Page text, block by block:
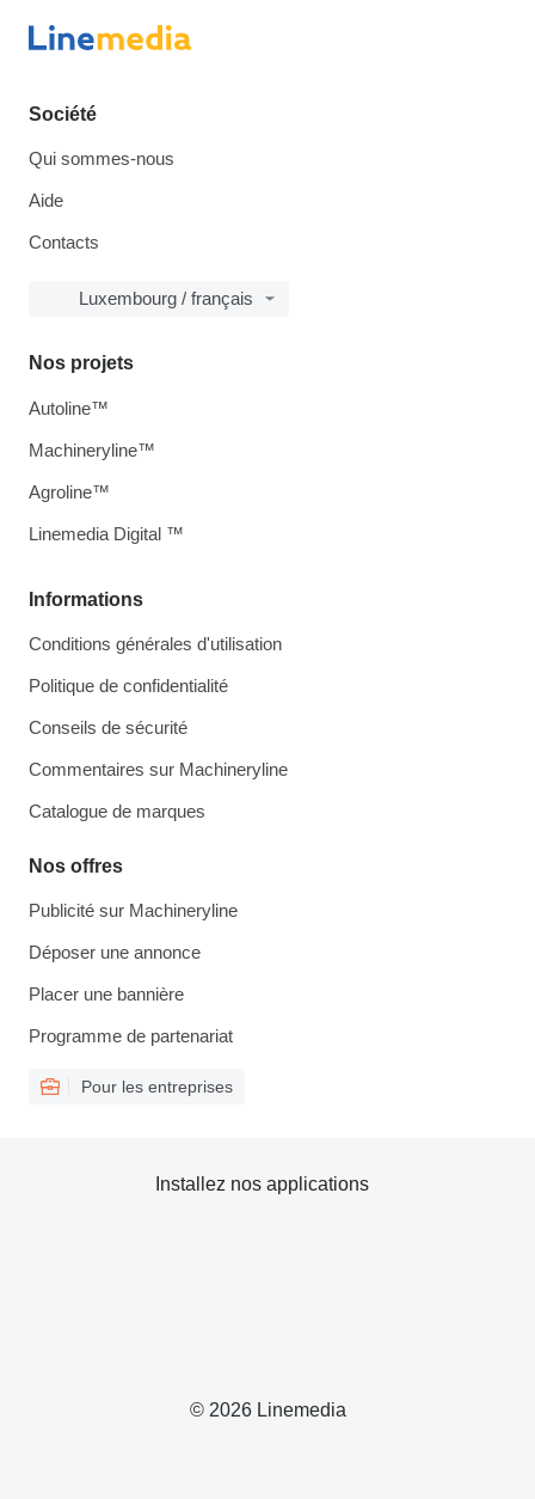
Société
Qui sommes-nous
Aide
Contacts
Luxembourg / français
Informations
Conditions générales d'utilisation
Politique de confidentialité
Conseils de sécurité
Commentaires sur Machineryline
Catalogue de marques
Nos offres
Publicité sur Machineryline
Déposer une annonce
Placer une bannière
Programme de partenariat
Pour les entreprises
Nos projets
Autoline™
Machineryline™
Agroline™
Linemedia Digital ™
© 2026 Linemedia
Installez nos applications